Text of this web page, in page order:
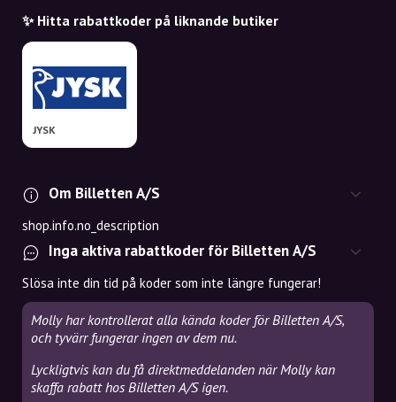
✨ Hitta rabattkoder på liknande butiker
JYSK
Om Billetten A/S
shop.info.no_description
Inga aktiva rabattkoder för Billetten A/S
Slösa inte din tid på koder som inte längre fungerar!
Molly har kontrollerat alla kända koder för Billetten A/S,
och tyvärr fungerar ingen av dem nu.
Lyckligtvis kan du få direktmeddelanden när Molly kan
skaffa rabatt hos Billetten A/S igen.